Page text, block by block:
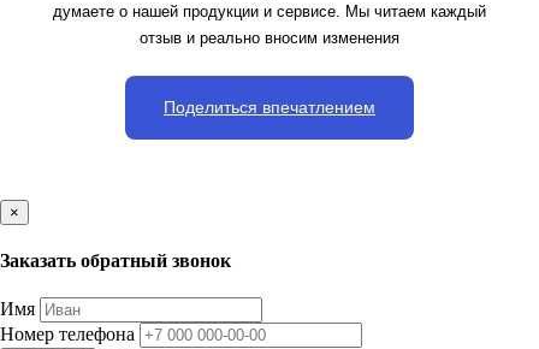
думаете о нашей продукции и сервисе. Мы читаем каждый
отзыв и реально вносим изменения
Поделиться впечатлением
×
Заказать обратный звонок
Имя
Номер телефона